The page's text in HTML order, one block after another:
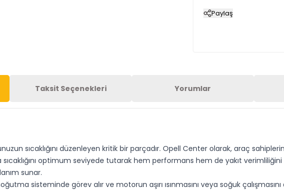
Paylaş
Taksit Seçenekleri Yorumlar
sıcaklığını düzenleyen kritik bir parçadır. Opell Center olarak, araç
optimum seviyede tutarak hem performans hem de yakıt verimliliğini
sunar.
sisteminde görev alır ve motorun aşırı ısınmasını veya soğuk